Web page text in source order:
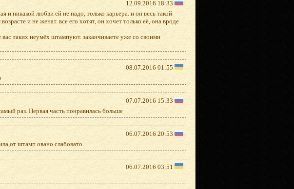
12.09.2016 18:33
и никакой любви ей не надо, только карьера. и он весь такой
и не женат. все его хотят, он хочет только её, она вроде
таких неумёх штампуют. заканчиваете уже со своими
08.07.2016 01:55
07.07.2016 15:33
раз. Первая часть понравилась больше
06.07.2016 20:53
штамп овано слабовато.
06.07.2016 03:51